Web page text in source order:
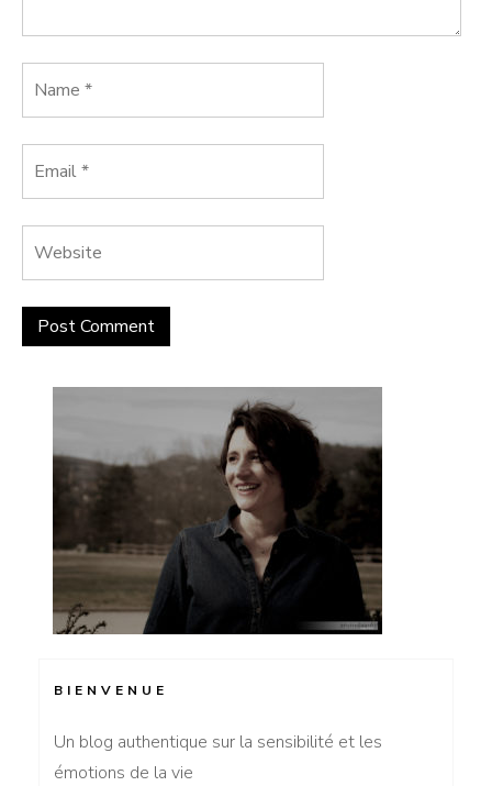
BIENVENUE
Un blog authentique sur la sensibilité et les
émotions de la vie